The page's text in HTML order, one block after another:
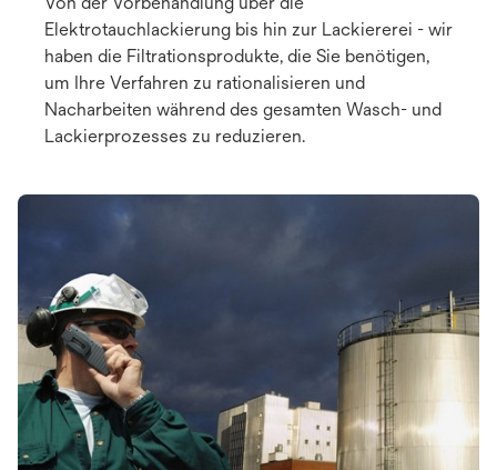
Elektrotauchlackierung bis hin zur Lackiererei - wir
haben die Filtrationsprodukte, die Sie benötigen,
um Ihre Verfahren zu rationalisieren und
Nacharbeiten während des gesamten Wasch- und
Lackierprozesses zu reduzieren.